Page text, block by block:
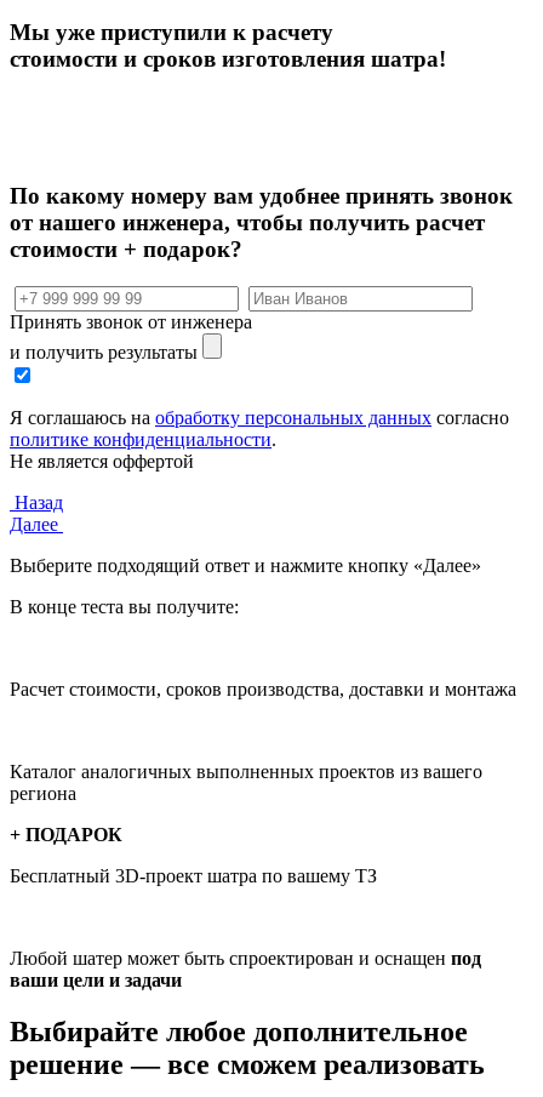
Мы уже приступили к расчету
стоимости и сроков изготовления шатра!
По какому номеру вам удобнее принять звонок
от нашего инженера, чтобы получить расчет
стоимости + подарок?
Принять звонок от инженера
и получить результаты
Я соглашаюсь на обработку персональных данных согласно
политике конфиденциальности.
Не является оффертой
Назад
Далее
Выберите подходящий ответ и нажмите кнопку «Далее»
В конце теста вы получите:
Расчет стоимости, сроков производства, доставки и монтажа
Каталог аналогичных выполненных проектов из вашего
региона
+ ПОДАРОК
Бесплатный 3D-проект шатра по вашему ТЗ
Любой шатер может быть спроектирован и оснащен под
ваши цели и задачи
Выбирайте любое дополнительное
решение —все сможем реализовать